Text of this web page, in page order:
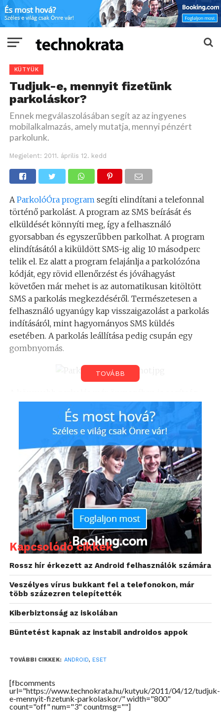
KÜTYÜK
Tudjuk-e, mennyit fizetünk
parkoláskor?
Ennek megválaszolásában segít az az ingyenes
mobilalkalmazás, amely mutatja, mennyi pénzért
parkolunk.
Megjelent: 2011. április 12. kedd
AParkolóÓra programsegíti elindítani a telefonnal
történő parkolást. A program az SMS beírását és
elküldését könnyíti meg, így a felhasználó
gyorsabban és egyszerűbben parkolhat. A program
elindításától a kiküldött SMS-ig alig 10 másodperc
telik el. Ez alatt a program felajánlja a parkolózóna
kódját, egy rövid ellenőrzést és jóváhagyást
követően már mehet is az automatikusan kitöltött
SMS a parkolás megkezdéséről. Természetesen a
felhasználó ugyanúgy kap visszaigazolást a parkolás
indításáról, mint hagyományos SMS küldés
esetében. A parkolás leállítása pedig csupán egy
gombnyomás.
Emellett jó tudni, mire mennyi pénzt költünk. Ha
tisztán látjuk, hogy mennyi megy el parkolásra, kis
odafigyeléssel a program használata csökkentheti
ezt az összeget, rámutatva arra, hogy a sok kicsi
néha tényleg sokra megy.
A program letöltése és használata ingyenes,
letölthető az Android Market oldaláról.
TOVÁBB
Kapcsolódó cikkek
Rossz hír érkezett az Android felhasználók számára
Veszélyes vírus bukkant fel a telefonokon, már
több százezren telepítették
Kiberbiztonság az iskolában
Büntetést kapnak az instabil androidos appok
TOVÁBBI CIKKEK: ANDROID, ESET
[fbcomments
url="https://www.technokrata.hu/kutyuk/2011/04/12/tudjuk-
e-mennyit-fizetunk-parkolaskor/" width="800"
count="off" num="3" countmsg=""]